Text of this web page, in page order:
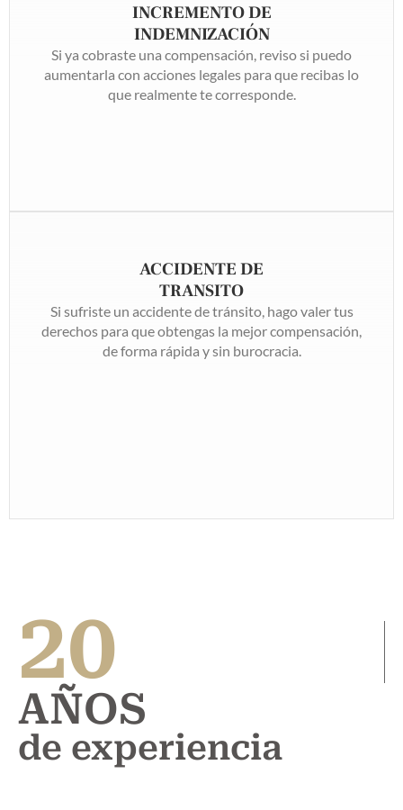
INCREMENTO DE
INDEMNIZACIÓN
Si ya cobraste una compensación, reviso si puedo
aumentarla con acciones legales para que recibas lo
que realmente te corresponde.
ACCIDENTE DE
TRANSITO
Si sufriste un accidente de tránsito, hago valer tus
derechos para que obtengas la mejor compensación,
de forma rápida y sin burocracia.
20
AÑOS
de experiencia